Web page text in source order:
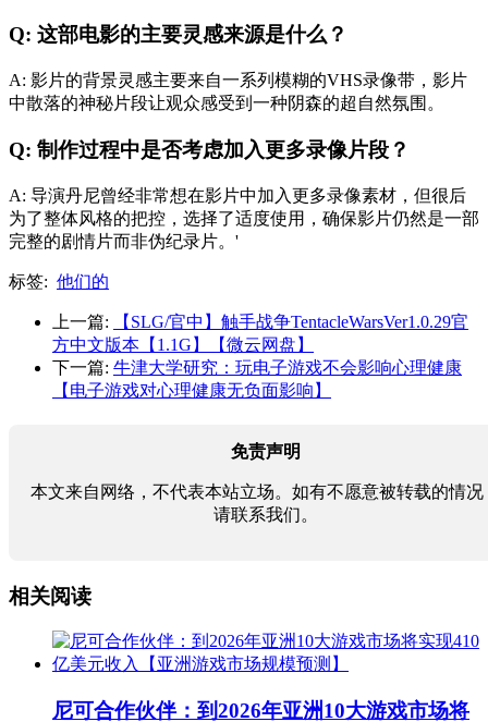
Q: 这部电影的主要灵感来源是什么？
A: 影片的背景灵感主要来自一系列模糊的VHS录像带，影片
中散落的神秘片段让观众感受到一种阴森的超自然氛围。
Q: 制作过程中是否考虑加入更多录像片段？
A: 导演丹尼曾经非常想在影片中加入更多录像素材，但很后
为了整体风格的把控，选择了适度使用，确保影片仍然是一部
完整的剧情片而非伪纪录片。'
标签: 他们的
上一篇:
【SLG/官中】触手战争TentacleWarsVer1.0.29官
方中文版本【1.1G】【微云网盘】
下一篇: 牛津大学研究：玩电子游戏不会影响心理健康
【电子游戏对心理健康无负面影响】
免责声明
本文来自网络，不代表本站立场。如有不愿意被转载的情况
请联系我们。
相关阅读
尼可合作伙伴：到2026年亚洲10大游戏市场将